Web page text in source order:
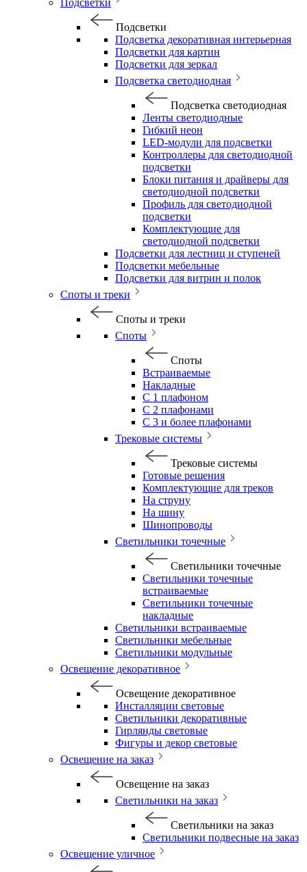
Подсветки
Подсветки
Подсветка декоративная интерьерная
Подсветки для картин
Подсветки для зеркал
Подсветка светодиодная
Подсветка светодиодная
Ленты светодиодные
Гибкий неон
LED-модули для подсветки
Контроллеры для светодиодной
подсветки
Блоки питания и драйверы для
светодиодной подсветки
Профиль для светодиодной
подсветки
Комплектующие для
светодиодной подсветки
Подсветки для лестниц и ступеней
Подсветки мебельные
Подсветки для витрин и полок
Споты и треки
Споты и треки
Споты
Споты
Встраиваемые
Накладные
С 1 плафоном
С 2 плафонами
С 3 и более плафонами
Трековые системы
Трековые системы
Готовые решения
Комплектующие для треков
На струну
На шину
Шинопроводы
Светильники точечные
Светильники точечные
Светильники точечные
встраиваемые
Светильники точечные
накладные
Светильники встраиваемые
Светильники мебельные
Светильники модульные
Освещение декоративное
Освещение декоративное
Инсталляции световые
Светильники декоративные
Гирлянды световые
Фигуры и декор световые
Освещение на заказ
Освещение на заказ
Светильники на заказ
Светильники на заказ
Светильники подвесные на заказ
Освещение уличное